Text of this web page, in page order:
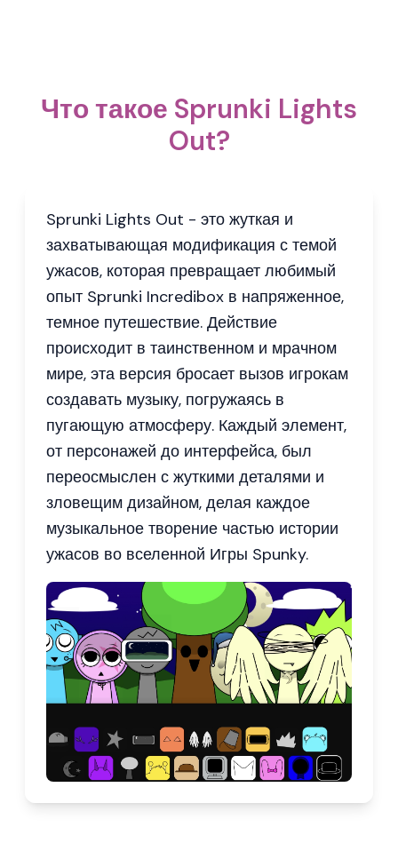
Что такое Sprunki Lights
Out?
Sprunki Lights Out - это жуткая и
захватывающая модификация с темой
ужасов, которая превращает любимый
опыт Sprunki Incredibox в напряженное,
темное путешествие. Действие
происходит в таинственном и мрачном
мире, эта версия бросает вызов игрокам
создавать музыку, погружаясь в
пугающую атмосферу. Каждый элемент,
от персонажей до интерфейса, был
переосмыслен с жуткими деталями и
зловещим дизайном, делая каждое
музыкальное творение частью истории
ужасов во вселенной Игры Spunky.